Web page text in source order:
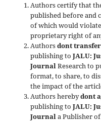
Authors certify that
published before and
of which would
proprietary right of
Authorsdont transfer
publishing to JALU:
JournalResearch to
format, to share, to
the impact of the
Authors herebydont
publishing to JALU:
Journala Publisher